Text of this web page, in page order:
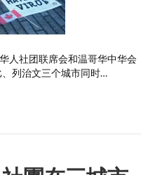
人社团联席会和温哥华中华会
列治文三个城市同时…